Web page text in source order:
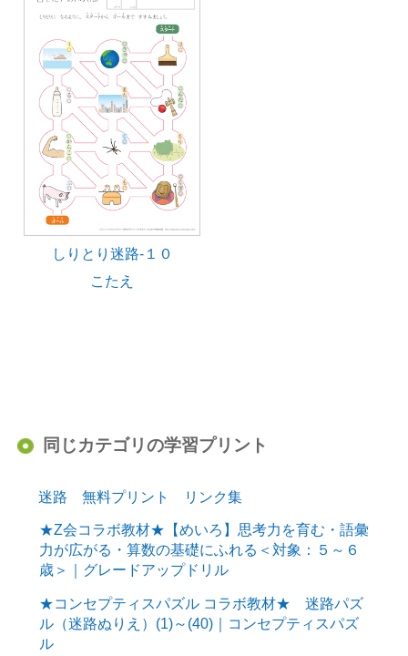
しりとり迷路-１０
こたえ
同じカテゴリの学習プリント
迷路 無料プリント リンク集
★Z会コラボ教材★【めいろ】思考力を育む・語彙
力が広がる・算数の基礎にふれる＜対象：５～６
歳＞｜グレードアップドリル
★コンセプティスパズル コラボ教材★ 迷路パズ
ル（迷路ぬりえ）(1)～(40)｜コンセプティスパズ
ル